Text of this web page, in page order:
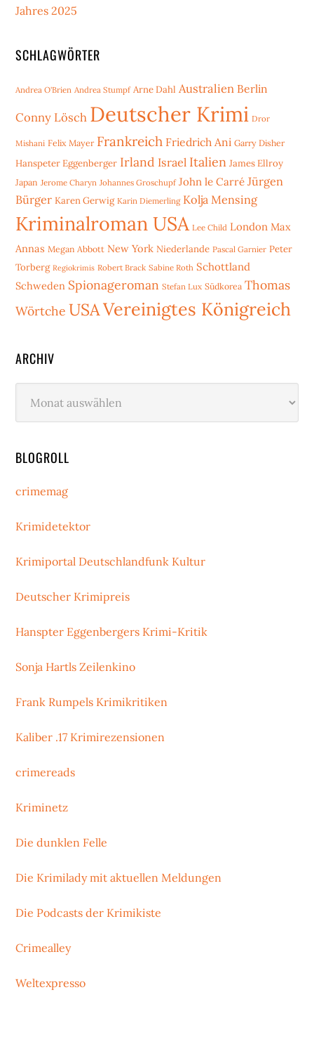
Jahres 2025
SCHLAGWÖRTER
Andrea O'Brien Andrea Stumpf Arne Dahl Australien Berlin
Conny Lösch Deutscher Krimi Dror
Mishani Felix Mayer Frankreich Friedrich Ani Garry Disher
Hanspeter Eggenberger Irland Israel Italien James Ellroy
Japan Jerome Charyn Johannes Groschupf John le Carré Jürgen
Bürger Karen Gerwig Karin Diemerling Kolja Mensing
Kriminalroman USA Lee Child London Max
Annas Megan Abbott New York Niederlande Pascal Garnier Peter
Torberg Regiokrimis Robert Brack Sabine Roth Schottland
Schweden Spionageroman Stefan Lux Südkorea Thomas
Wörtche USAVereinigtes Königreich
ARCHIV
BLOGROLL
crimemag
Krimidetektor
Krimiportal Deutschlandfunk Kultur
Deutscher Krimipreis
Hanspter Eggenbergers Krimi-Kritik
Sonja Hartls Zeilenkino
Frank Rumpels Krimikritiken
Kaliber .17 Krimirezensionen
crimereads
Kriminetz
Die dunklen Felle
Die Krimilady mit aktuellen Meldungen
Die Podcasts der Krimikiste
Crimealley
Weltexpresso